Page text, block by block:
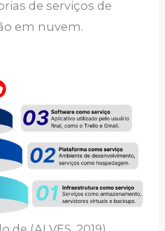
de serviços de
em nuvem.